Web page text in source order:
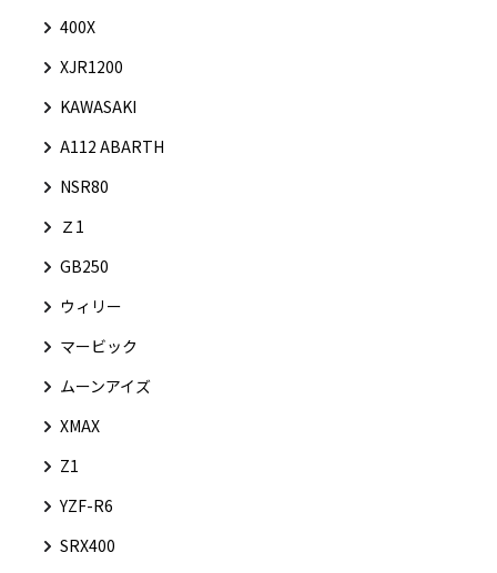
400X
XJR1200
KAWASAKI
A112 ABARTH
NSR80
Ｚ1
GB250
ウィリー
マービック
ムーンアイズ
XMAX
Z1
YZF-R6
SRX400